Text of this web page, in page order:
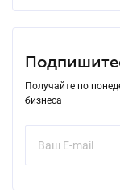
Получайте по
бизнеса